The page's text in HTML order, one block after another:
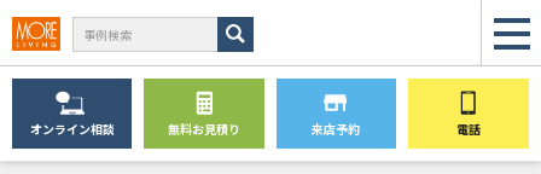
オンライン相談 無料お見積り 来店予約 電話